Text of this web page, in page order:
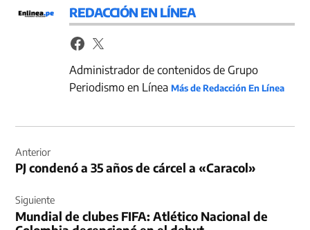
REDACCIÓN EN LÍNEA
Administrador de contenidos de Grupo
Periodismo en LíneaMás de Redacción En Línea
de
entradas
Anterior
PJ condenó a 35 años de cárcel a «Caracol»
Siguiente
Mundial de clubes FIFA: Atlético Nacional de